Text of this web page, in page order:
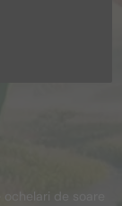
de soare